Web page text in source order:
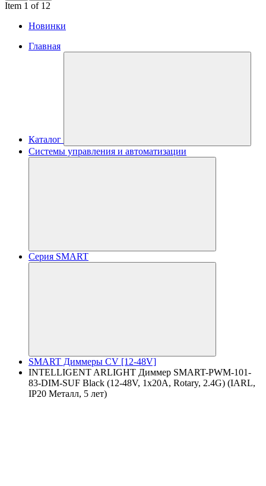
Item 1 of 12
Новинки
Главная
Каталог
Системы управления и автоматизации
Серия SMART
SMART Диммеры CV [12-48V]
INTELLIGENT ARLIGHT Диммер SMART-PWM-101-
83-DIM-SUF Black (12-48V, 1x20A, Rotary, 2.4G) (IARL,
IP20 Металл, 5 лет)